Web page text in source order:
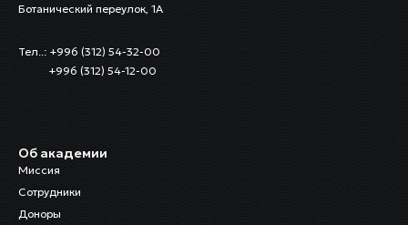
Ботанический переулок, 1А
Тел..: +996 (312) 54-32-00
+996 (312) 54-12-00
Об академии
Миссия
Сотрудники
Доноры